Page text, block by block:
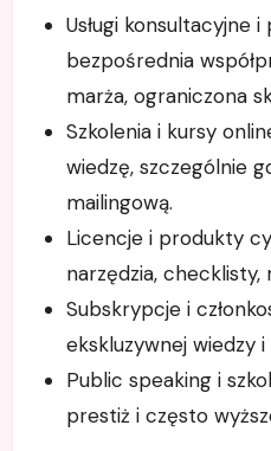
Usługi konsultacyjne
bezpośrednia
marża, ograniczona
Szkolenia i kursy
wiedzę, szczególnie
mailingową.
Licencje i produkty
narzędzia, checklisty,
Subskrypcje i
ekskluzywnej wiedzy i
Public speaking i
prestiż i często